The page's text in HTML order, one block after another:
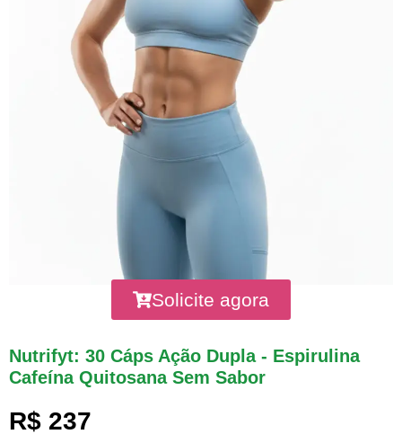
Solicite agora
Nutrifyt: 30 Cáps Ação Dupla - Espirulina
Cafeína Quitosana Sem Sabor
R$ 237